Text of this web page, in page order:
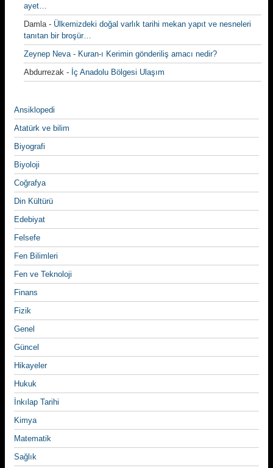
ayet…
Damla- Ülkemizdeki doğal varlık tarihi mekan yapıt ve nesneleri
tanıtan bir broşür…
Zeynep Neva- Kuran-ı Kerimin gönderiliş amacı nedir?
Abdurrezak - İç Anadolu Bölgesi Ulaşım
Ansiklopedi
Atatürk ve bilim
Biyografi
Biyoloji
Coğrafya
Din Kültürü
Edebiyat
Felsefe
Fen Bilimleri
Fen ve Teknoloji
Finans
Fizik
Genel
Güncel
Hikayeler
Hukuk
İnkılap Tarihi
Kimya
Matematik
Sağlık